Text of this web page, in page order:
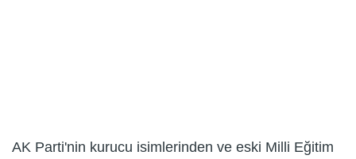
AK Parti'nin kurucu isimlerinden ve eski Milli Eğitim